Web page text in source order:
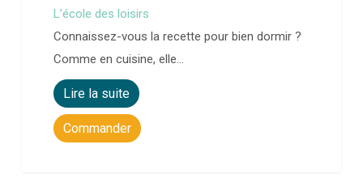
L’école des loisirs
Connaissez-vous la recette pour bien dormir ?
Comme en cuisine, elle…
Lire la suite
Commander